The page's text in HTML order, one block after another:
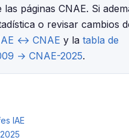
páginas CNAE. Si
o revisar cambios
↔ CNAE y la tabla de
→ CNAE-2025.
IAE